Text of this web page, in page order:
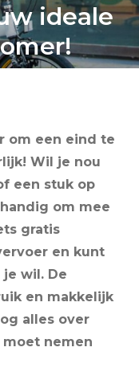
ideale
om een eind te
Wil je nou
een stuk op
om mee
gratis
en kunt
wil. De
en makkelijk
alles over
nemen